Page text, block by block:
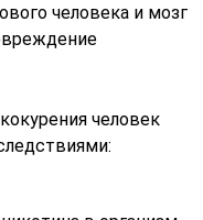
человека и мозг
человек